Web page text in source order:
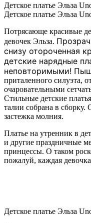
Детское платье Эльза
Детское платье Эльза
Потрясающе красивые
девочек Эльза.
снизу отороченная
детские нарядные
неповторимыми!
приталенного силуэта,
очаровательными
Стильные детские
талии собрана в сборку.
застежка молния.
Платье на утренник в
и другие праздничные
принцессы. О таком
пожалуй, каждая
Детское платье Эльза